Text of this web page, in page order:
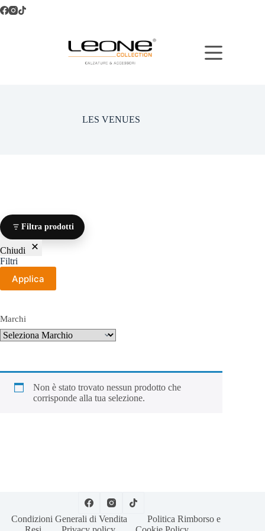
Salta
al
LES VENUES
Non è stato trovato nessun prodotto che
corrisponde alla tua selezione.
Filtra prodotti
Chiudi
Filtri
Applica
Marchi
Condizioni Generali di Vendita
Politica Rimborso e